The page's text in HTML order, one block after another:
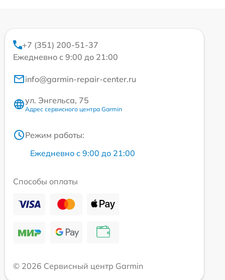
+7 (351) 200-51-37
Ежедневно с 9:00 до 21:00
info@garmin-repair-center.ru
ул. Энгельса, 75
Адрес сервисного центра Garmin
Режим работы:
Ежедневно с 9:00 до 21:00
Способы оплаты
© 2026 Сервисный центр Garmin